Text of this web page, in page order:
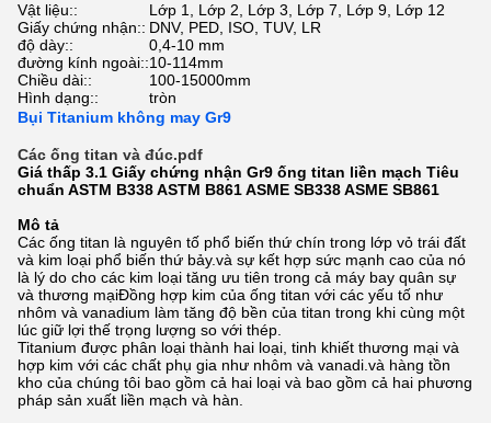
Vật liệu::
Lớp 1, Lớp 2, Lớp 3, Lớp 7, Lớp 9, Lớp 12
Giấy chứng nhận:: DNV, PED, ISO, TUV, LR
độ dày::
0,4-10 mm
đường kính ngoài::10-114mm
Chiều dài::
100-15000mm
Hình dạng::
tròn
Bụi Titanium không may Gr9
Các ống titan và đúc.pdf
Giá thấp 3.1 Giấy chứng nhận Gr9 ống titan liền mạch Tiêu
chuẩn ASTM B338 ASTM B861 ASME SB338 ASME SB861
Mô tả
Các ống titan là nguyên tố phổ biến thứ chín trong lớp vỏ trái đất
và kim loại phổ biến thứ bảy.và sự kết hợp sức mạnh cao của nó
là lý do cho các kim loại tăng ưu tiên trong cả máy bay quân sự
và thương mạiĐồng hợp kim của ống titan với các yếu tố như
nhôm và vanadium làm tăng độ bền của titan trong khi cùng một
lúc giữ lợi thế trọng lượng so với thép.
Titanium được phân loại thành hai loại, tinh khiết thương mại và
hợp kim với các chất phụ gia như nhôm và vanadi.và hàng tồn
kho của chúng tôi bao gồm cả hai loại và bao gồm cả hai phương
pháp sản xuất liền mạch và hàn.